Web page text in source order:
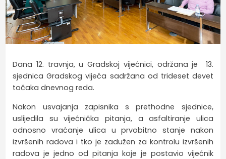
Dana 12. travnja, u Gradskoj vijećnici, održana je 13.
sjednica Gradskog vijeća sadržana od trideset devet
točaka dnevnog reda.
Nakon usvajanja zapisnika s prethodne sjednice,
uslijedila su vijećnička pitanja, a asfaltiranje ulica
odnosno vraćanje ulica u prvobitno stanje nakon
izvršenih radova i tko je zadužen za kontrolu izvršenih
radova je jedno od pitanja koje je postavio vijećnik